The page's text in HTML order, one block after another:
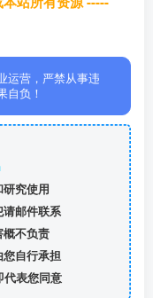
运营，严禁从事违
自负！
究使用
邮件联系
不负责
自行承担
代表您同意